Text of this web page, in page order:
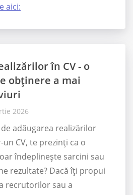
aici:
în CV - o
obținere a mai
2026
adăugarea realizărilor
CV, te prezinți ca o
îndeplinește sarcini sau
rezultate? Dacă îți propui
recrutorilor sau a